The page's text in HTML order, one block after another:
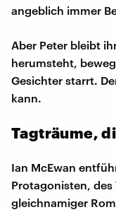
angeblich immer
Aber Peter bleibt
herumsteht,
Gesichter starrt.
kann.
Tagträume,
Ian McEwan
Protagonisten, des
gleichnamiger